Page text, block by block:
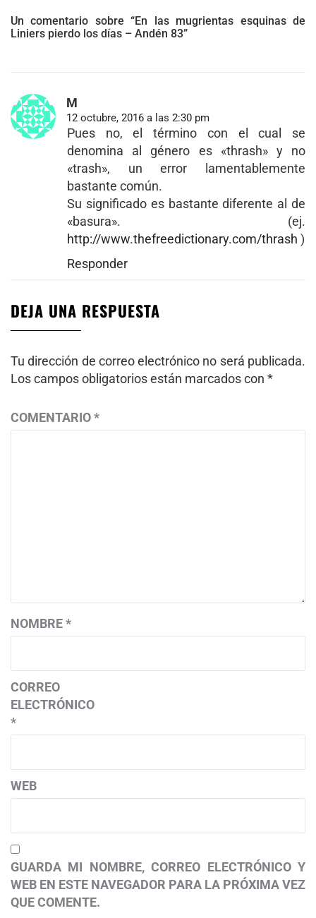
Un comentario sobre “En las mugrientas esquinas de
Liniers pierdo los días – Andén 83”
M
12 octubre, 2016 a las 2:30 pm
Pues no, el término con el cual se
denomina al género es «thrash» y no
«trash», un error lamentablemente
bastante común.
Su significado es bastante diferente al de
«basura». (ej.
http://www.thefreedictionary.com/thrash )
Responder
DEJA UNA RESPUESTA
Tu dirección de correo electrónico no será publicada.
Los campos obligatorios están marcados con *
COMENTARIO*
NOMBRE*
CORREO
ELECTRÓNICO
*
WEB
GUARDA MI NOMBRE, CORREO ELECTRÓNICO Y
WEB EN ESTE NAVEGADOR PARA LA PRÓXIMA VEZ
QUE COMENTE.